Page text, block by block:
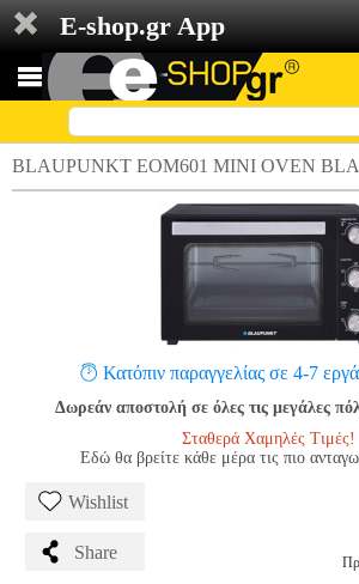
E-shop.gr App
BLAUPUNKT EOM601 MINI OVEN
Κατόπιν παραγγελίας σε 4-7
Δωρεάν αποστολή σε όλες τις μεγάλες
Σταθερά Χαμηλές Τιμές!
Εδώ θα βρείτε κάθε μέρα τις πιο
Wishlist
Share